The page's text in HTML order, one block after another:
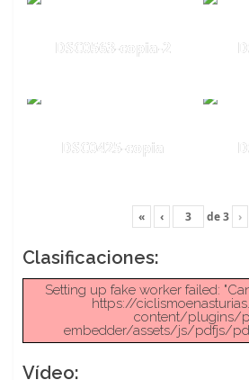
DSC0563-copia-2
DSC0425-copia
« ‹ de3 ›
Clasificaciones:
Setting up fake worker failed:
https://
content/plugins/
embedder/assets/js/pdfjs/
Vídeo: